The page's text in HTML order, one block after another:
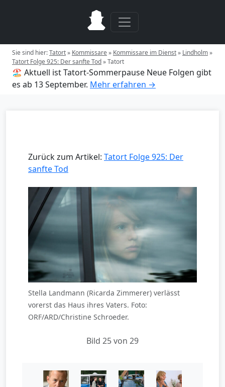
Sie sind hier:Tatort» Kommissare» Kommissare im Dienst» Lindholm»
Tatort Folge 925: Der sanfte Tod»Tatort
🏖️ Aktuell ist Tatort-Sommerpause Neue Folgen gibt
es ab 13 September. Mehr erfahren →
Zurück zum Artikel: Tatort Folge 925: Der
sanfte Tod
Stella Landmann (Ricarda Zimmerer) verlässt
vorerst das Haus ihres Vaters. Foto:
ORF/ARD/Christine Schroeder.
Bild 25 von 29